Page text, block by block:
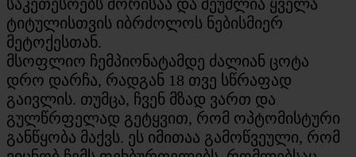
საკეთესოებს შორისაა და შეუძლია ყველა
ტიტულისთვის იბრძოლოს ნებისმიერ
მეტოქესთან.
მსოფლიო ჩემპიონატამდე ძალიან ცოტა
დრო დარჩა, რადგან 18 თვე სწრაფად
გაივლის. თუმცა, ჩვენ მზად ვართ და
გულწრფელად გეტყვით, რომ ოპტომისტური
განწყობა მაქვს. ეს იმითაა გამოწვეული, რომ